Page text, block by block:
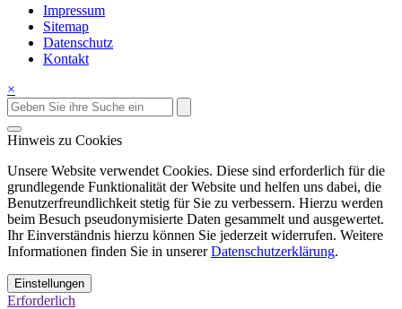
Impressum
Sitemap
Datenschutz
Kontakt
×
Hinweis zu Cookies
Unsere Website verwendet Cookies. Diese sind erforderlich für die
grundlegende Funktionalität der Website und helfen uns dabei, die
Benutzerfreundlichkeit stetig für Sie zu verbessern. Hierzu werden
beim Besuch pseudonymisierte Daten gesammelt und ausgewertet.
Ihr Einverständnis hierzu können Sie jederzeit widerrufen. Weitere
Informationen finden Sie in unsererDatenschutzerklärung.
Einstellungen
Erforderlich